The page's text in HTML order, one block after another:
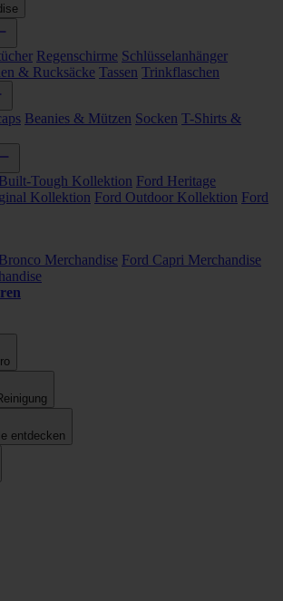
Regenschirme Schlüsselanhänger
& Rucksäcke Tassen Trinkflaschen
Beanies & Mützen Socken T-Shirts &
Tough Kollektion Ford Heritage
Kollektion Ford Outdoor Kollektion Ford
Merchandise Ford Capri Merchandise
entdecken